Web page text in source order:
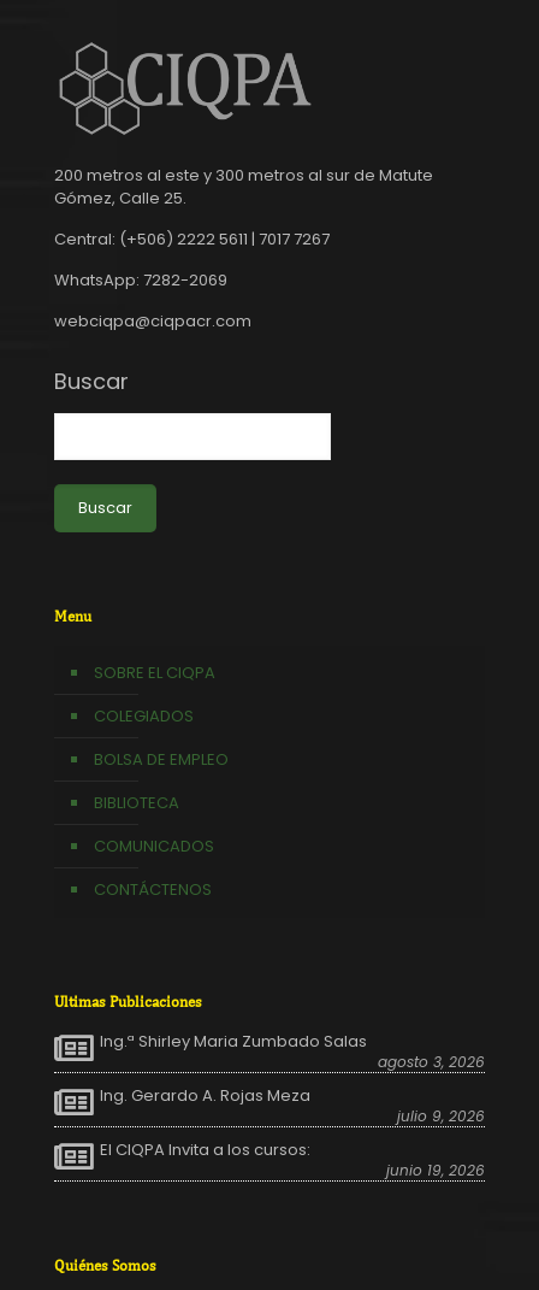
200 metros al este y 300 metros al sur de Matute
Gómez, Calle 25.
Central: (+506) 2222 5611 | 7017 7267
WhatsApp: 7282-2069
webciqpa@ciqpacr.com
Buscar
Buscar
Menu
SOBRE EL CIQPA
COLEGIADOS
BOLSA DE EMPLEO
BIBLIOTECA
COMUNICADOS
CONTÁCTENOS
Ultimas Publicaciones
Ing.ª Shirley Maria Zumbado Salas
agosto 3, 2026
Ing. Gerardo A. Rojas Meza
julio 9, 2026
El CIQPA Invita a los cursos:
junio 19, 2026
Quiénes Somos